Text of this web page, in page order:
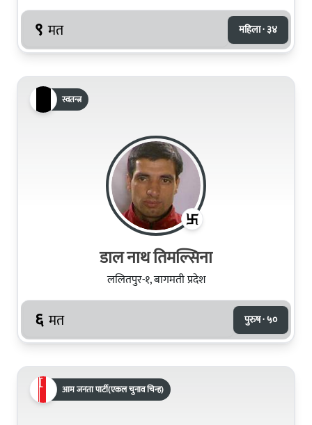
९ मत महिला · ३४
स्वतन्त्र
डाल नाथ तिमल्सिना
ललितपुर-१, बागमती प्रदेश
६ मत पुरुष · ५०
आम जनता पार्टी(एकल चुनाव चिन्ह)